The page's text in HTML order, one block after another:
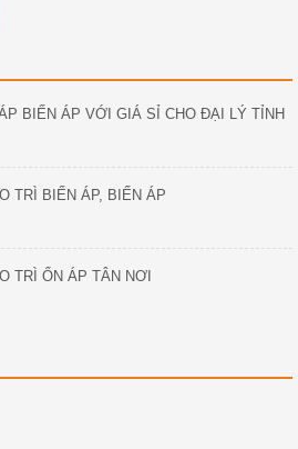
BIẾN ÁP VỚI GIÁ SỈ CHO ĐẠI LÝ TỈNH
TRÌ BIẾN ÁP, BIẾN ÁP
TRÌ ỔN ÁP TÂN NƠI